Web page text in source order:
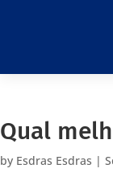
Qual
by Esdras Esdras |